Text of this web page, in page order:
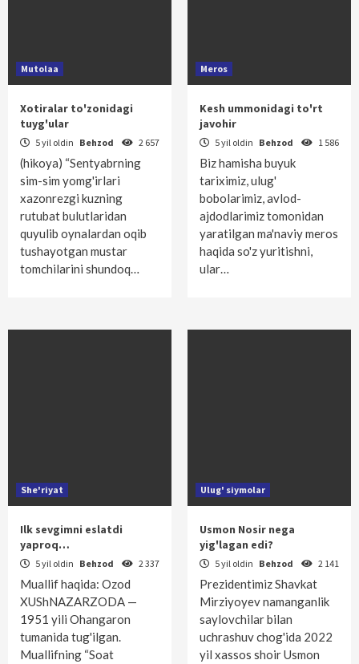
Mutolaa
Xotiralar to'zonidagi
tuyg'ular
5 yil oldin Behzod 2 657
(hikoya) “Sentyabrning
sim-sim yomg'irlari
xazonrezgi kuzning
rutubat bulutlaridan
quyulib oynalardan oqib
tushayotgan mustar
tomchilarini shundoq…
Meros
Kesh ummonidagi to'rt
javohir
5 yil oldin Behzod 1 586
Biz hamisha buyuk
tariximiz, ulug'
bobolarimiz, avlod-
ajdodlarimiz tomonidan
yaratilgan ma'naviy meros
haqida so'z yuritishni,
ular…
She'riyat
Ilk sevgimni eslatdi
yaproq…
5 yil oldin Behzod 2 337
Muallif haqida: Ozod
XUShNAZARZODA —
1951 yili Ohangaron
tumanida tug'ilgan.
Muallifning “Soat
Ulug' siymolar
Usmon Nosir nega
yig'lagan edi?
5 yil oldin Behzod 2 141
Prezidentimiz Shavkat
Mirziyoyev namanganlik
saylovchilar bilan
uchrashuv chog'ida 2022
yil xassos shoir Usmon